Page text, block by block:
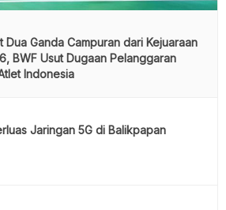
Dua Ganda Campuran dari Kejuaraan
BWF Usut Dugaan Pelanggaran
Indonesia
Jaringan 5G di Balikpapan